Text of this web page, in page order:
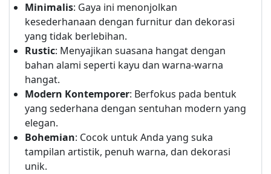
Minimalis: Gaya ini menonjolkan
kesederhanaan dengan furnitur dan dekorasi
yang tidak berlebihan.
Rustic: Menyajikan suasana hangat dengan
bahan alami seperti kayu dan warna-warna
hangat.
Modern Kontemporer: Berfokus pada bentuk
yang sederhana dengan sentuhan modern yang
elegan.
Bohemian: Cocok untuk Anda yang suka
tampilan artistik, penuh warna, dan dekorasi
unik.